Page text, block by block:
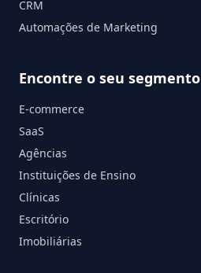
CRM
Automações de Marketing
Encontre o seu segmento
E-commerce
SaaS
Agências
Instituições de Ensino
Clínicas
Escritório
Imobiliárias